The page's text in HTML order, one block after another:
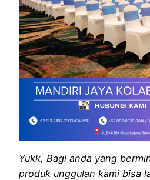
Yukk, Bagi anda yang
produk unggulan kami bisa